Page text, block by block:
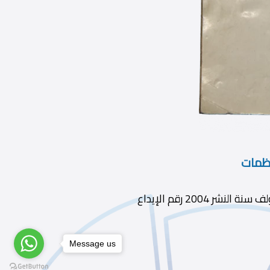
محمد محمد على سيد ديوى 060 الطبعة ط1 الناشر المؤلف سنة النشر 2004 رقم الإيداع
Message us